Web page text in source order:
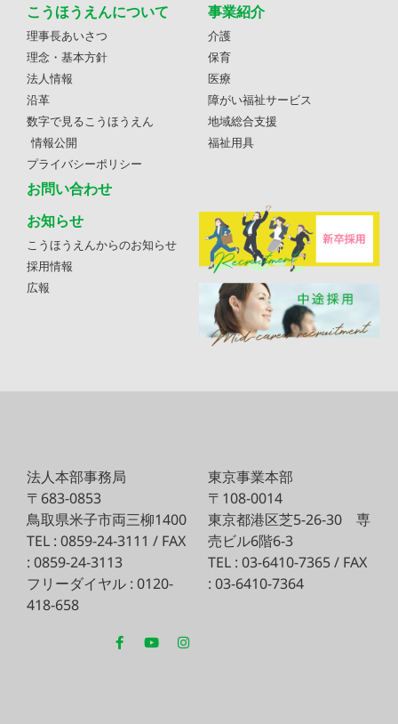
こうほうえんについて
理事長あいさつ
理念・基本方針
法人情報
沿革
数字で見るこうほうえん
情報公開
プライバシーポリシー
お問い合わせ
事業紹介
介護
保育
医療
障がい福祉サービス
地域総合支援
福祉用具
お知らせ
こうほうえんからのお知らせ
採用情報
広報
法人本部事務局
〒683-0853
鳥取県米子市両三柳1400
TEL : 0859-24-3111 / FAX
: 0859-24-3113
フリーダイヤル : 0120-
418-658
東京事業本部
〒108-0014
東京都港区芝5-26-30 専
売ビル6階6-3
TEL : 03-6410-7365 / FAX
: 03-6410-7364